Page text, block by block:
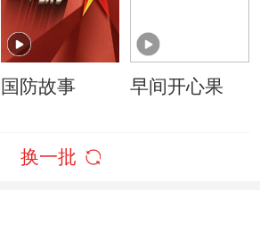
国防故事 早间开心果
换一批